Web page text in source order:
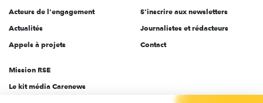
Acteurs de l'engagement
Actualités
Appels à projets
S'inscrire aux newsletters
Journalistes et rédacteurs
Contact
Mission RSE
Le kit média Carenews